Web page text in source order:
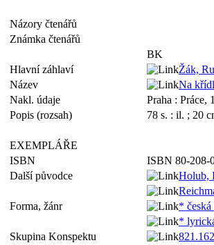
Názory čtenářů
Známka čtenářů
BK
Hlavní záhlaví
Žák,
Název
Na
Nakl. údaje
Praha : Práce,
Popis (rozsah)
78 s. : il. ; 20
EXEMPLÁŘE
ISBN
ISBN 80-208-
Další původce
Holub,
Forma, žánr
* česká
*
Skupina Konspektu